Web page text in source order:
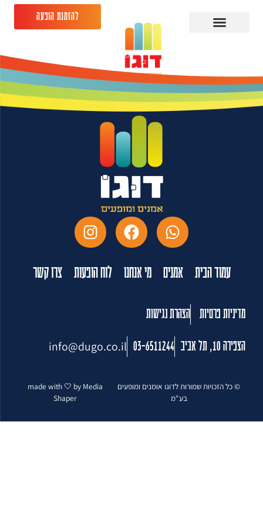
להזמנת הופעה
יונתן ברק -28.03.26 -
אולם זוהר קרית טבעון
עמוד הבית אמנים מי אנחנו לוח הופעות צרו קשר
מדיניות פרטיות הצהרת נגישות
הצפירה 10, תל אביב 03-6511244
info@dugo.co.il
© כל הזכויות שמורות לדוגו אומנים ומופעים
בע"מ
made with 🤍 by Media
Shaper